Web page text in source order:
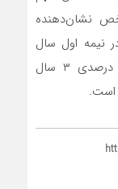
نشان‌دهنده
نیمه اول سال
۲۰۲۳ این شاخص نسبت به میانگین ۵۱ درصدی ۳ سال